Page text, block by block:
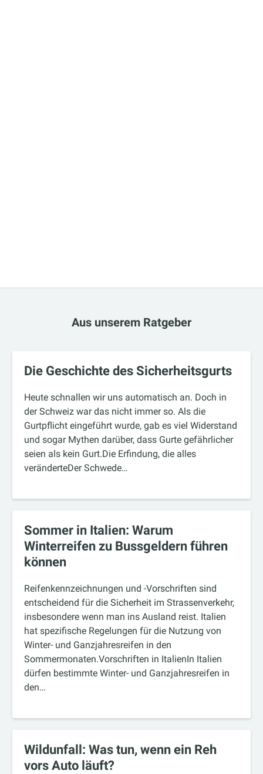
Aus unserem Ratgeber
Die Geschichte des Sicherheitsgurts
Heute schnallen wir uns automatisch an. Doch in
der Schweiz war das nicht immer so. Als die
Gurtpflicht eingeführt wurde, gab es viel Widerstand
und sogar Mythen darüber, dass Gurte gefährlicher
seien als kein Gurt.Die Erfindung, die alles
veränderteDer Schwede…
Sommer in Italien: Warum
Winterreifen zu Bussgeldern führen
können
Reifenkennzeichnungen und -Vorschriften sind
entscheidend für die Sicherheit im Strassenverkehr,
insbesondere wenn man ins Ausland reist. Italien
hat spezifische Regelungen für die Nutzung von
Winter- und Ganzjahresreifen in den
Sommermonaten.Vorschriften in ItalienIn Italien
dürfen bestimmte Winter- und Ganzjahresreifen in
den…
Wildunfall: Was tun, wenn ein Reh
vors Auto läuft?